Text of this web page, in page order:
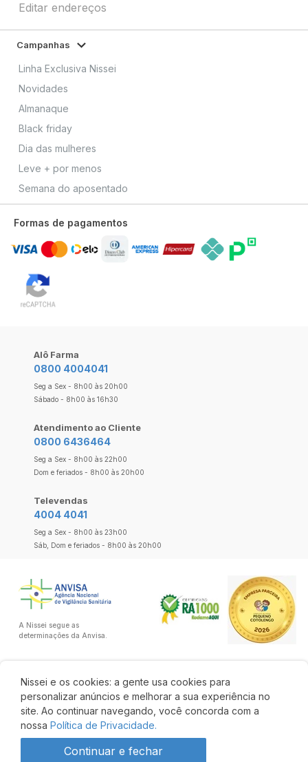
Nissei e os cookies: a gente usa cookies para
personalizar anúncios e melhorar a sua experiência no
site. Ao continuar navegando, você concorda com a
nossa Política de Privacidade.
Continuar e fechar
Editar endereços
Campanhas
Linha Exclusiva Nissei
Novidades
Almanaque
Black friday
Dia das mulheres
Leve + por menos
Semana do aposentado
Formas de pagamentos
Alô Farma
0800 4004041
Seg a Sex - 8h00 às 20h00
Sábado - 8h00 às 16h30
Atendimento ao Cliente
0800 6436464
Seg a Sex - 8h00 às 22h00
Dom e feriados - 8h00 às 20h00
Televendas
4004 4041
Seg a Sex - 8h00 às 23h00
Sáb, Dom e feriados - 8h00 às 20h00
A Nissei segue as
determinações da Anvisa.